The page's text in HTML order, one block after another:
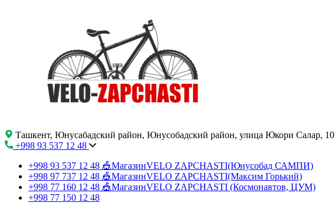
Ташкент, Юнусабадский район, Юнусобадский район, улица Юкори Салар, 10
+998 93 537 12 48
+998 93 537 12 48 🎪МагазинVELO ZAPCHASTI(Юнусобад САМПИ)
+998 97 737 12 48 🎪МагазинVELO ZAPCHASTI(Максим Горький)
+998 77 160 12 48 🎪МагазинVELO ZAPCHASTI (Космонавтов, ЦУМ)
+998 77 150 12 48